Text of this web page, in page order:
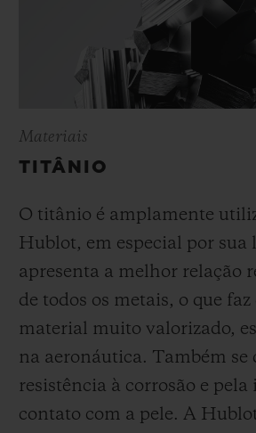
Materiais
TITÂNIO
O titânio é amplamente
Hublot, em especial por sua
apresenta a melhor relação
de todos os metais, o que
material muito valorizado,
na aeronáutica. Também se
resistência à corrosão e pela
contato com a pele. A